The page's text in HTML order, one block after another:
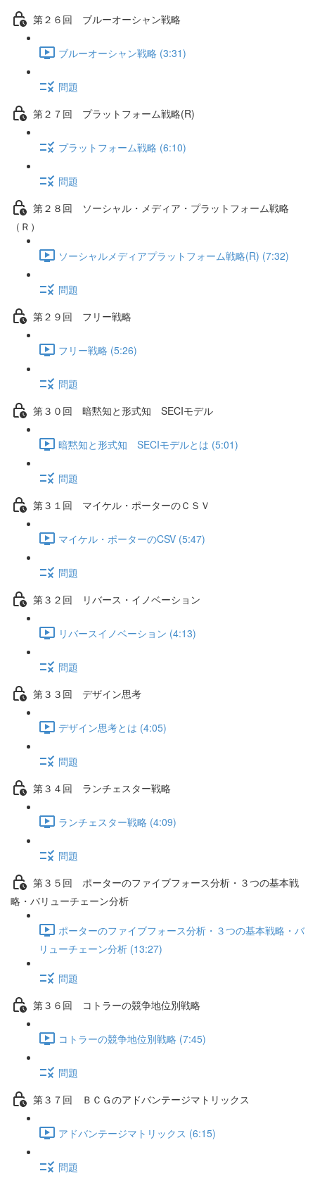
第２６回 ブルーオーシャン戦略
ブルーオーシャン戦略 (3:31)
問題
第２７回 プラットフォーム戦略(R)
プラットフォーム戦略 (6:10)
問題
第２８回 ソーシャル・メディア・プラットフォーム戦略
（Ｒ）
ソーシャルメディアプラットフォーム戦略(R) (7:32)
問題
第２９回 フリー戦略
フリー戦略 (5:26)
問題
第３０回 暗黙知と形式知 SECIモデル
暗黙知と形式知 SECIモデルとは (5:01)
問題
第３１回 マイケル・ポーターのＣＳＶ
マイケル・ポーターのCSV (5:47)
問題
第３２回 リバース・イノベーション
リバースイノベーション (4:13)
問題
第３３回 デザイン思考
デザイン思考とは (4:05)
問題
第３４回 ランチェスター戦略
ランチェスター戦略 (4:09)
問題
第３５回 ポーターのファイブフォース分析・３つの基本戦
略・バリューチェーン分析
ポーターのファイブフォース分析・３つの基本戦略・バ
リューチェーン分析 (13:27)
問題
第３６回 コトラーの競争地位別戦略
コトラーの競争地位別戦略 (7:45)
問題
第３７回 ＢＣＧのアドバンテージマトリックス
アドバンテージマトリックス (6:15)
問題